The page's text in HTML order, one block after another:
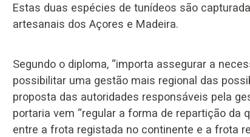
Estas duas espécies de tunídeos são
artesanais dos Açores e Madeira.
Segundo o diploma, “importa assegurar a
possibilitar uma gestão mais regional das
proposta das autoridades responsáveis pela
portaria vem “regular a forma de repartição
entre a frota registada no continente e a frota